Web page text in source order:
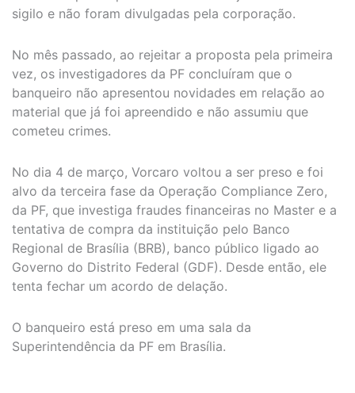
sigilo e não foram divulgadas pela corporação.
No mês passado, ao rejeitar a proposta pela primeira
vez, os investigadores da PF concluíram que o
banqueiro não apresentou novidades em relação ao
material que já foi apreendido e não assumiu que
cometeu crimes.
No dia 4 de março, Vorcaro voltou a ser preso e foi
alvo da terceira fase da Operação Compliance Zero,
da PF, que investiga fraudes financeiras no Master e a
tentativa de compra da instituição pelo Banco
Regional de Brasília (BRB), banco público ligado ao
Governo do Distrito Federal (GDF). Desde então, ele
tenta fechar um acordo de delação.
O banqueiro está preso em uma sala da
Superintendência da PF em Brasília.